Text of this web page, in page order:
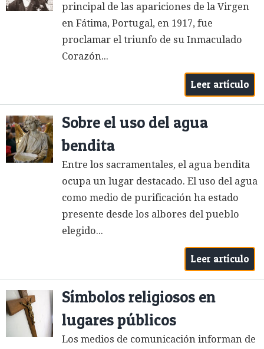
principal de las apariciones de la Virgen
en Fátima, Portugal, en 1917, fue
proclamar el triunfo de su Inmaculado
Corazón...
Leer artículo
Sobre el uso del agua
bendita
Entre los sacramentales, el agua bendita
ocupa un lugar destacado. El uso del agua
como medio de purificación ha estado
presente desde los albores del pueblo
elegido...
Leer artículo
Símbolos religiosos en
lugares públicos
Los medios de comunicación informan de